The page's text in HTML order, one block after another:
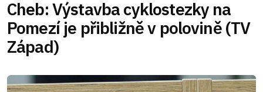
Cheb: Výstavba cyklostezky na
Pomezí je přibližně v polovině (TV
Západ)